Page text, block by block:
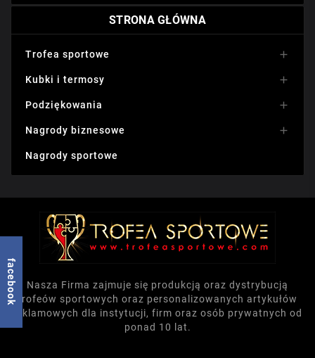
STRONA GŁÓWNA
Trofea sportowe 
Kubki i termosy 
Podziękowania 
Nagrody biznesowe 
Nagrody sportowe
Nasza Firma zajmuje się produkcją oraz dystrybucją
trofeów sportowych oraz personalizowanych artykułów
reklamowych dla instytucji, firm oraz osób prywatnych od
ponad 10 lat.
facebook